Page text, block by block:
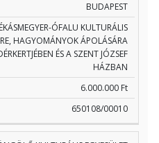
BUDAPEST
ÓFALU KULTURÁLIS
HAGYOMÁNYOK ÁPOLÁSÁRA
ÉS A SZENT JÓZSEF
HÁZBAN
6.000.000 Ft
650108/00010